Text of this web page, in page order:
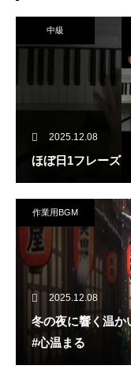
中級
2025.12.08
ほぼ日1フレーズ
作業用BGM
2025.12.08
冬の夜に響く温か
#心温まる